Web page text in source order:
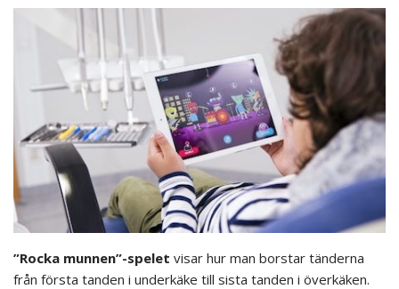
”Rocka munnen”-spelet visar hur man borstar tänderna
från första tanden i underkäke till sista tanden i överkäken.